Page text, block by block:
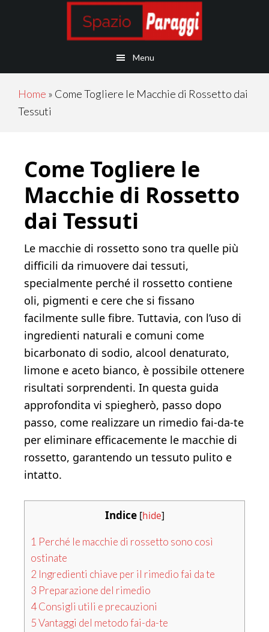
Menu
Home » Come Togliere le Macchie di Rossetto dai
Tessuti
Come Togliere le
Macchie di Rossetto
dai Tessuti
Le macchie di rossetto sono tra quelle più
difficili da rimuovere dai tessuti,
specialmente perché il rossetto contiene
oli, pigmenti e cere che si fissano
facilmente sulle fibre. Tuttavia, con l’uso di
ingredienti naturali e comuni come
bicarbonato di sodio, alcool denaturato,
limone e aceto bianco, è possibile ottenere
risultati sorprendenti. In questa guida
approfondita vi spiegherò, passo dopo
passo, come realizzare un rimedio fai-da-te
per eliminare efficacemente le macchie di
rossetto, garantendo un tessuto pulito e
intatto.
Indice [hide]
1 Perché le macchie di rossetto sono così
ostinate
2 Ingredienti chiave per il rimedio fai da te
3 Preparazione del rimedio
4Consigli utili e precauzioni
5Vantaggi del metodo fai-da-te